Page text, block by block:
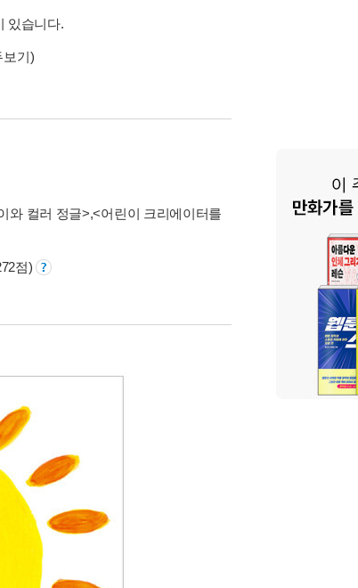
있습니다.
보기)
와 컬러 정글>,<어린이 크리에이터를
점)